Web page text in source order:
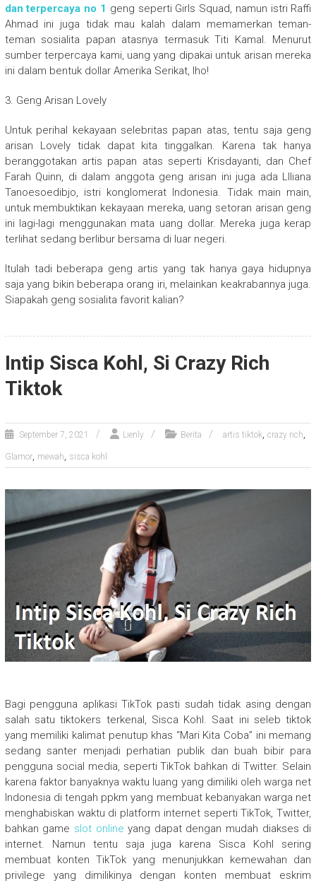
dan terpercaya no 1 geng seperti Girls Squad, namun istri Raffi
Ahmad ini juga tidak mau kalah dalam memamerkan teman-
teman sosialita papan atasnya termasuk Titi Kamal. Menurut
sumber terpercaya kami, uang yang dipakai untuk arisan mereka
ini dalam bentuk dollar Amerika Serikat, lho!
3. Geng Arisan Lovely
Untuk perihal kekayaan selebritas papan atas, tentu saja geng
arisan Lovely tidak dapat kita tinggalkan. Karena tak hanya
beranggotakan artis papan atas seperti Krisdayanti, dan Chef
Farah Quinn, di dalam anggota geng arisan ini juga ada LIliana
Tanoesoedibjo, istri konglomerat Indonesia. Tidak main main,
untuk membuktikan kekayaan mereka, uang setoran arisan geng
ini lagi-lagi menggunakan mata uang dollar. Mereka juga kerap
terlihat sedang berlibur bersama di luar negeri.
Itulah tadi beberapa geng artis yang tak hanya gaya hidupnya
saja yang bikin beberapa orang iri, melainkan keakrabannya juga.
Siapakah geng sosialita favorit kalian?
Intip Sisca Kohl, Si Crazy Rich
Tiktok
September 7, 2021 Lienly Berita artis tiktok, crazy rich,
Glamor, mewah, sisca kohl
Bagi pengguna aplikasi TikTok pasti sudah tidak asing dengan
salah satu tiktokers terkenal, Sisca Kohl. Saat ini seleb tiktok
yang memiliki kalimat penutup khas “Mari Kita Coba” ini memang
sedang santer menjadi perhatian publik dan buah bibir para
pengguna social media, seperti TikTok bahkan di Twitter. Selain
karena faktor banyaknya waktu luang yang dimiliki oleh warga net
Indonesia di tengah ppkm yang membuat kebanyakan warga net
menghabiskan waktu di platform internet seperti TikTok, Twitter,
bahkan game slot online yang dapat dengan mudah diakses di
internet. Namun tentu saja juga karena Sisca Kohl sering
membuat konten TikTok yang menunjukkan kemewahan dan
privilege yang dimilikinya dengan konten membuat eskrim